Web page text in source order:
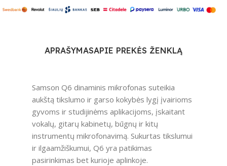
APRAŠYMASAPIE PREKĖS ŽENKLĄ
Samson Q6 dinaminis mikrofonas suteikia
aukštą tikslumo ir garso kokybės lygį įvairioms
gyvoms ir studijinėms aplikacijoms, įskaitant
vokalų, gitarų kabinetų, būgnų ir kitų
instrumentų mikrofonavimą. Sukurtas tikslumui
ir ilgaamžiškumui, Q6 yra patikimas
pasirinkimas bet kurioje aplinkoje.